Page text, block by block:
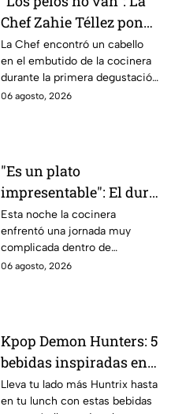
Chef Zahie Téllez pone
en evidencia a Carmen
en la gala de mandiles
negros de MasterChef
24/7
La Chef encontró un cabello
en el embutido de la cocinera
durante la primera degustación
de la noche
06 agosto, 2026
"Es un plato
impresentable": El duro
regaño que hizo llorar a
Michelle dentro de
MasterChef 24/7
Esta noche la cocinera
enfrentó una jornada muy
complicada dentro de
MasterChef 24/7.
06 agosto, 2026
Kpop Demon Hunters: 5
bebidas inspiradas en
las guerreras Huntrix
para llevar a la escuela
Lleva tu lado más Huntrix hasta
en tu lunch con estas bebidas